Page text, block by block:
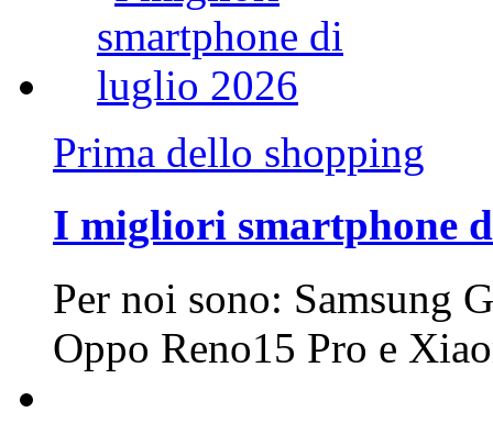
Prima dello shopping
I migliori smartphone
Per noi sono: Samsung
Oppo Reno15 Pro e